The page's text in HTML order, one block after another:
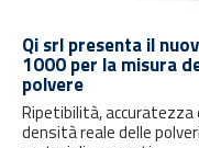
Qi srl presenta il
1000 per la misura
polvere
Ripetibilità, accuratezza
densità reale delle